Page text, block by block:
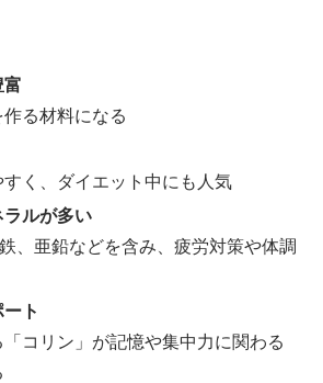
富
る材料になる
すく、ダイエット中にも人気
ラルが多い
、亜鉛などを含み、疲労対策や体調
ト
コリン」が記憶や集中力に関わる